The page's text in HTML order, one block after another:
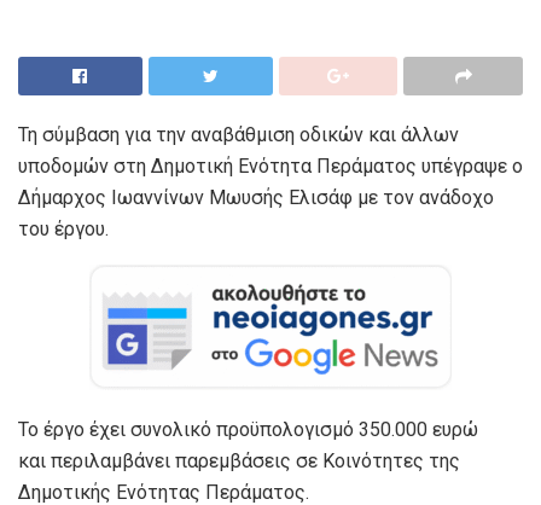
Τη σύμβαση για την αναβάθμιση οδικών και άλλων
υποδομών στη Δημοτική Ενότητα Περάματος υπέγραψε ο
Δήμαρχος Ιωαννίνων Μωυσής Ελισάφ με τον ανάδοχο
του έργου.
Το έργο έχει συνολικό προϋπολογισμό 350.000 ευρώ
και περιλαμβάνει παρεμβάσεις σε Κοινότητες της
Δημοτικής Ενότητας Περάματος.